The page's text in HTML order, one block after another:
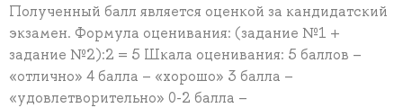
Полученный балл является оценкой за кандидатский
экзамен. Формула оценивания: (задание №1 +
задание №2):2 = 5 Шкала оценивания: 5 баллов –
«отлично» 4 балла – «хорошо» 3 балла –
«удовлетворительно» 0-2 балла –